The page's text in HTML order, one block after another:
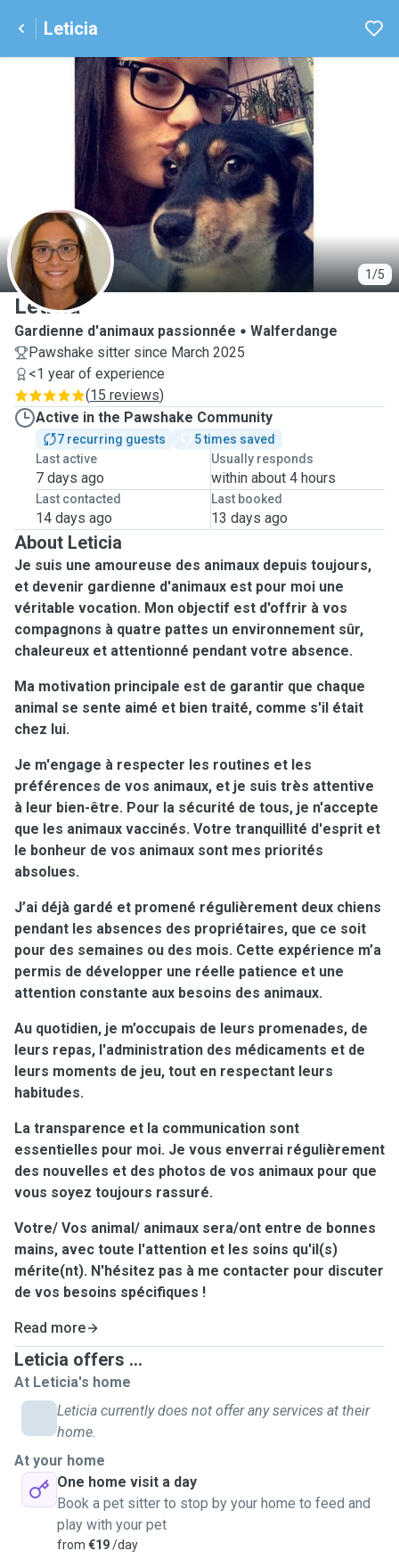
Leticia
1/5
L
Leticia
Gardienne d'animaux passionnée
Walferdange
Pawshake sitter since March 2025
<1 year of experience
(15 reviews)
Active in the Pawshake Community
7 recurring guests
5 times saved
Last active
7 days ago
Usually responds
within about 4 hours
Last contacted
14 days ago
Last booked
13 days ago
About Leticia
Je suis une amoureuse des animaux depuis toujours,
et devenir gardienne d'animaux est pour moi une
véritable vocation. Mon objectif est d'offrir à vos
compagnons à quatre pattes un environnement sûr,
chaleureux et attentionné pendant votre absence.
Ma motivation principale est de garantir que chaque
animal se sente aimé et bien traité, comme s'il était
chez lui.
Je m'engage à respecter les routines et les
préférences de vos animaux, et je suis très attentive
à leur bien-être. Pour la sécurité de tous, je n'accepte
que les animaux vaccinés. Votre tranquillité d'esprit et
le bonheur de vos animaux sont mes priorités
absolues.
J’ai déjà gardé et promené régulièrement deux chiens
pendant les absences des propriétaires, que ce soit
pour des semaines ou des mois. Cette expérience m’a
permis de développer une réelle patience et une
attention constante aux besoins des animaux.
Au quotidien, je m’occupais de leurs promenades, de
leurs repas, l'administration des médicaments et de
leurs moments de jeu, tout en respectant leurs
habitudes.
La transparence et la communication sont
essentielles pour moi. Je vous enverrai régulièrement
des nouvelles et des photos de vos animaux pour que
vous soyez toujours rassuré.
Votre/ Vos animal/ animaux sera/ont entre de bonnes
mains, avec toute l'attention et les soins qu'il(s)
mérite(nt). N'hésitez pas à me contacter pour discuter
de vos besoins spécifiques !
Read more
Leticia offers ...
At Leticia's home
Leticia currently does not offer any services at their
home.
At your home
One home visit a day
Book a pet sitter to stop by your home to feed and
play with your pet
from €19/day